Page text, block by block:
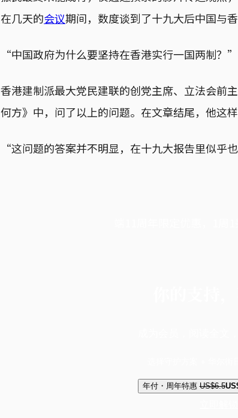
在几天的会议期间，数度谈到了十九大后中国与香
“中国政府为什么要坚持在香港实行一国两制？”
香港建制派最大党民建联的创党主席、立法会前
何方》中，问了以上的问题。在文章结尾，他这样
“这问题的答案并不明显，在十九大报告里似乎
年付・周年特惠 US$6.5